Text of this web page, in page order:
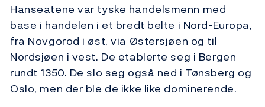
Hanseatene var tyske handelsmenn med
base i handelen i et bredt belte i Nord-Europa,
fra Novgorod i øst, via Østersjøen og til
Nordsjøen i vest. De etablerte seg i Bergen
rundt 1350. De slo seg også ned i Tønsberg og
Oslo, men der ble de ikke like dominerende.